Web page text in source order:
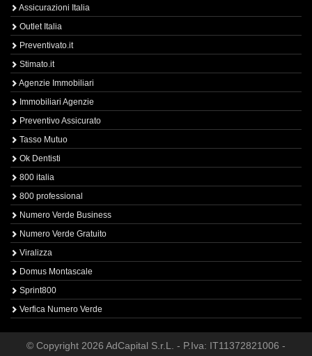
Assicurazioni Italia
Outlet Italia
Preventivato.it
Stimato.it
Agenzie Immobiliari
Immobiliari Agenzie
Preventivo Assicurato
Tasso Mutuo
Ok Dentisti
800 italia
800 professional
Numero Verde Business
Numero Verde Gratuito
Viralizza
Domus Montascale
Sprint800
Verfica Numero Verde
© Copyright 2026 AdCapital S.r.L. - P.Iva: IT11372821006 -